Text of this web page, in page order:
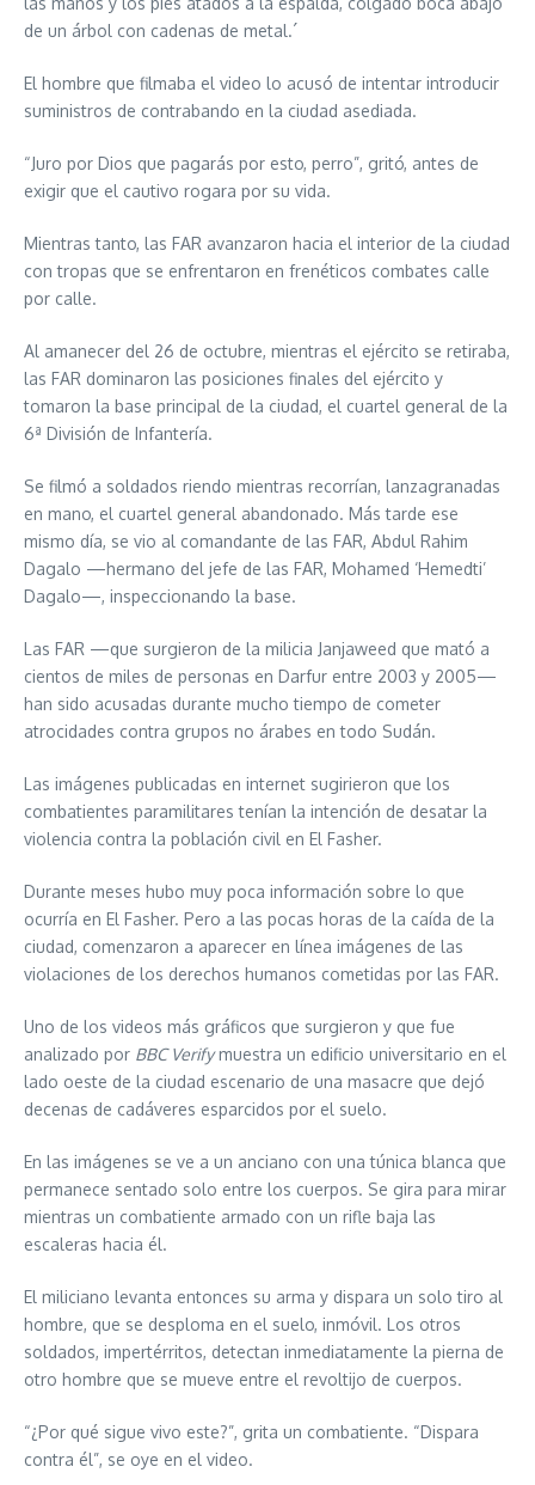
de un árbol con cadenas de metal.´
El hombre que filmaba el video lo acusó de intentar introducir
suministros de contrabando en la ciudad asediada.
“Juro por Dios que pagarás por esto, perro”, gritó, antes de
exigir que el cautivo rogara por su vida.
Mientras tanto, las FAR avanzaron hacia el interior de la ciudad
con tropas que se enfrentaron en frenéticos combates calle
por calle.
Al amanecer del 26 de octubre, mientras el ejército se retiraba,
las FAR dominaron las posiciones finales del ejército y
tomaron la base principal de la ciudad, el cuartel general de la
6ª División de Infantería.
Se filmó a soldados riendo mientras recorrían, lanzagranadas
en mano, el cuartel general abandonado. Más tarde ese
mismo día, se vio al comandante de las FAR, Abdul Rahim
Dagalo —hermano del jefe de las FAR, Mohamed ‘Hemedti’
Dagalo—, inspeccionando la base.
Las FAR —que surgieron de la milicia Janjaweed que mató a
cientos de miles de personas en Darfur entre 2003 y 2005—
han sido acusadas durante mucho tiempo de cometer
atrocidades contra grupos no árabes en todo Sudán.
Las imágenes publicadas en internet sugirieron que los
combatientes paramilitares tenían la intención de desatar la
violencia contra la población civil en El Fasher.
Durante meses hubo muy poca información sobre lo que
ocurría en El Fasher. Pero a las pocas horas de la caída de la
ciudad, comenzaron a aparecer en línea imágenes de las
violaciones de los derechos humanos cometidas por las FAR.
Uno de los videos más gráficos que surgieron y que fue
analizado por BBC Verifymuestra un edificio universitario en el
lado oeste de la ciudad escenario de una masacre que dejó
decenas de cadáveres esparcidos por el suelo.
En las imágenes se ve a un anciano con una túnica blanca que
permanece sentado solo entre los cuerpos. Se gira para mirar
mientras un combatiente armado con un rifle baja las
escaleras hacia él.
El miliciano levanta entonces su arma y dispara un solo tiro al
hombre, que se desploma en el suelo, inmóvil. Los otros
soldados, impertérritos, detectan inmediatamente la pierna de
otro hombre que se mueve entre el revoltijo de cuerpos.
“¿Por qué sigue vivo este?”, grita un combatiente. “Dispara
contra él”, se oye en el video.